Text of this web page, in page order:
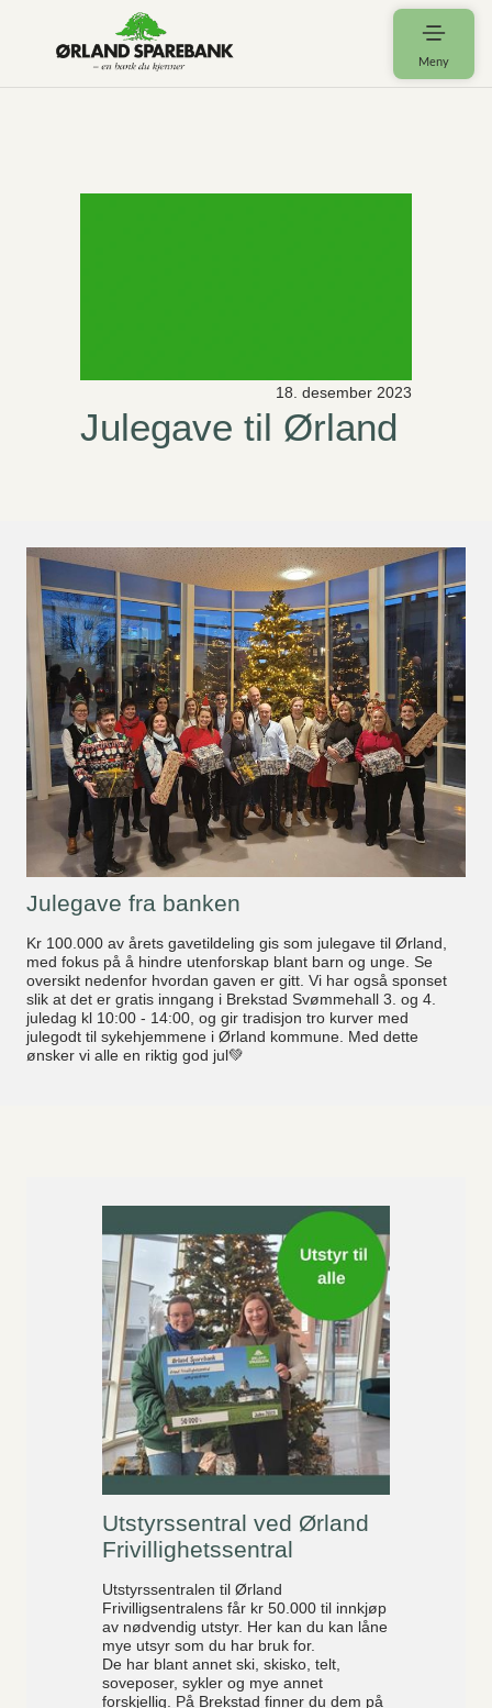
Meny
Julegave til Ørland
18. desember 2023
Julegave fra banken
Kr 100.000 av årets gavetildeling gis som julegave til Ørland,
med fokus på å hindre utenforskap blant barn og unge. Se
oversikt nedenfor hvordan gaven er gitt. Vi har også sponset
slik at det er gratis inngang i Brekstad Svømmehall 3. og 4.
juledag kl 10:00 - 14:00, og gir tradisjon tro kurver med
julegodt til sykehjemmene i Ørland kommune. Med dette
ønsker vi alle en riktig god jul💚
Utstyrssentral ved Ørland
Frivillighetssentral
Utstyrssentralen til Ørland
Frivilligsentralens får kr 50.000 til innkjøp
av nødvendig utstyr. Her kan du kan låne
mye utsyr som du har bruk for.
De har blant annet ski, skisko, telt,
soveposer, sykler og mye annet
forskjellig. På Brekstad finner du dem på